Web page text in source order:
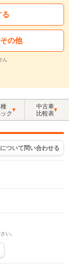
る
その他
ク
中古車
比較表
ついて問い合わせる
い。